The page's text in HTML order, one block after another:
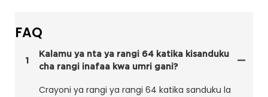
FAQ
1
Kalamu ya nta ya rangi 64 katika kisanduku
cha rangi inafaa kwa umri gani?
Crayoni ya rangi ya rangi 64 katika sanduku la